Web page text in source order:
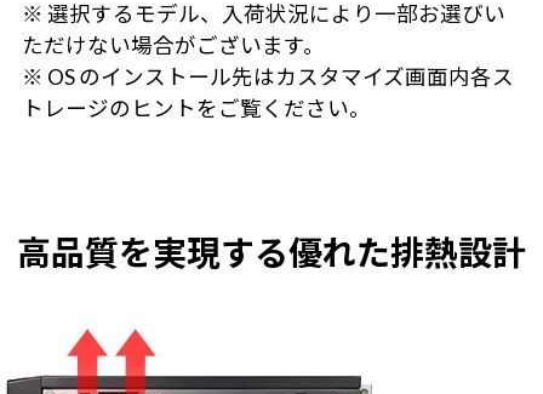
※ 選択するモデル、入荷状況により一部お選びい
ただけない場合がございます。
※ OS のインストール先はカスタマイズ画面内各ス
トレージのヒントをご覧ください。
高品質を実現する優れた排熱設計